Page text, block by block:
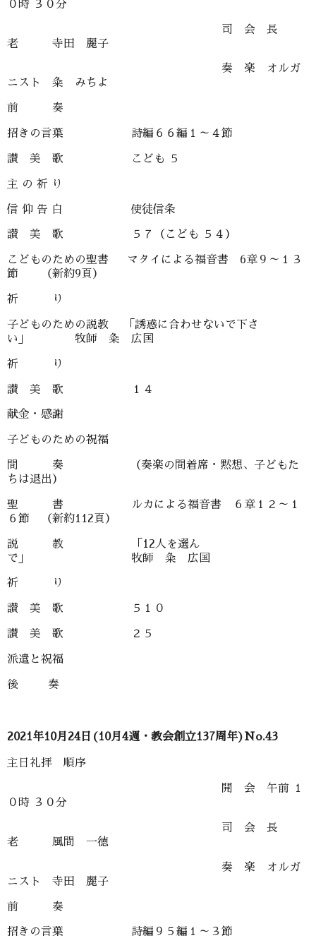
０時 ３０分
司 会 長
老 寺田 麗子
奏 楽 オルガ
ニスト 粂 みちよ
前 奏
招きの言葉 詩編６６編１～４節
讃 美 歌 こども ５
主 の 祈 り
信 仰 告 白 使徒信条
讃 美 歌 ５７（こども ５４）
こどものための聖書 マタイによる福音書 6章９～１３
節 （新約9頁）
祈 り
子どものための説教 「誘惑に合わせないで下さ
い」 牧師 粂 広国
祈 り
讃 美 歌 １４
献金・感謝
子どものための祝福
間 奏 （奏楽の間着席・黙想、子どもた
ちは退出）
聖 書 ルカによる福音書 ６章１２～１
６節 （新約112頁）
説 教 「12人を選ん
で」 牧師 粂 広国
祈 り
讃 美 歌 ５１０
讃 美 歌 ２５
派遣と祝福
後 奏
2021年10月24日(10月4週・教会創立137周年)No.43
主日礼拝 順序
開 会 午前 １
０時 ３０分
司 会 長
老 風間 一徳
奏 楽 オルガ
ニスト 寺田 麗子
前 奏
招きの言葉 詩編９５編１～３節